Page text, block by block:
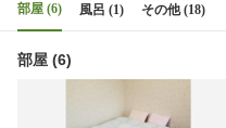
部屋 (6) 風呂 (1) その他 (18)
部屋 (6)